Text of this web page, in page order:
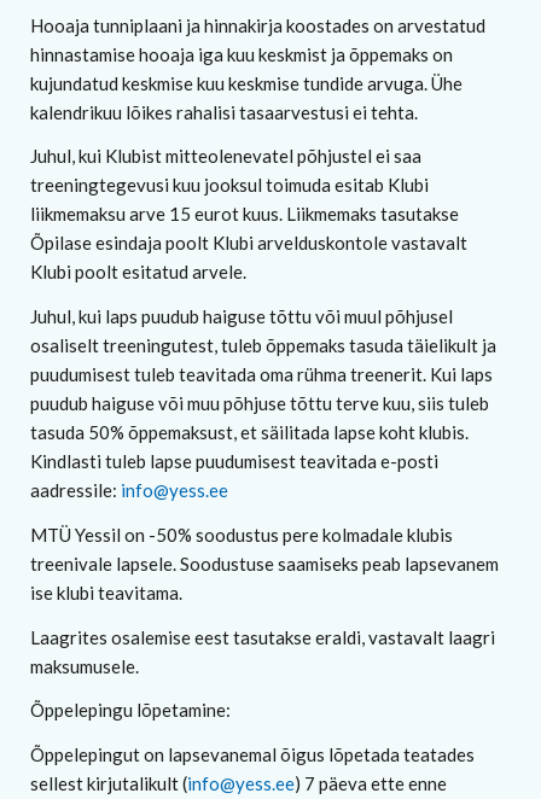
Hooaja tunniplaani ja hinnakirja koostades on arvestatud
hinnastamise hooaja iga kuu keskmist ja õppemaks on
kujundatud keskmise kuu keskmise tundide arvuga. Ühe
kalendrikuu lõikes rahalisi tasaarvestusi ei tehta.
Juhul, kui Klubist mitteolenevatel põhjustel ei saa
treeningtegevusi kuu jooksul toimuda esitab Klubi
liikmemaksu arve 15 eurot kuus. Liikmemaks tasutakse
Õpilase esindaja poolt Klubi arvelduskontole vastavalt
Klubi poolt esitatud arvele.
Juhul, kui laps puudub haiguse tõttu või muul põhjusel
osaliselt treeningutest, tuleb õppemaks tasuda täielikult ja
puudumisest tuleb teavitada oma rühma treenerit. Kui laps
puudub haiguse või muu põhjuse tõttu terve kuu, siis tuleb
tasuda 50% õppemaksust, et säilitada lapse koht klubis.
Kindlasti tuleb lapse puudumisest teavitada e-posti
aadressile: info@yess.ee
MTÜ Yessil on -50% soodustus pere kolmadale klubis
treenivale lapsele. Soodustuse saamiseks peab lapsevanem
ise klubi teavitama.
Laagrites osalemise eest tasutakse eraldi, vastavalt laagri
maksumusele.
Õppelepingu lõpetamine:
Õppelepingut on lapsevanemal õigus lõpetada teatades
sellest kirjutalikult (info@yess.ee) 7 päeva ette enne